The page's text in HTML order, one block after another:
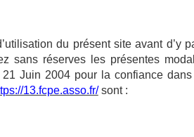
du présent site avant d’y
sans réserves les présentes
Juin 2004 pour la confiance dans
13.fcpe.asso.fr/sont :